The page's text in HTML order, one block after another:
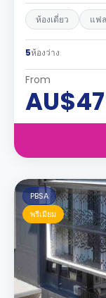
ห้องเดี่ยว แฟ
5ห้องว่าง
From
PBSA
พรีเมียม